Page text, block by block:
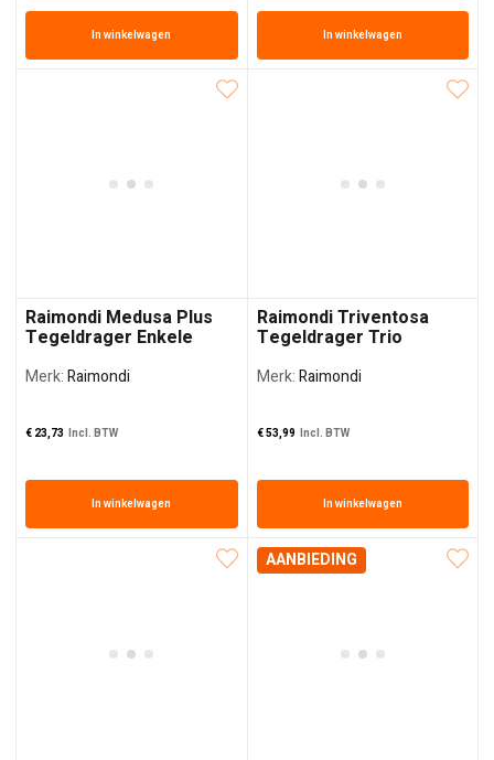
In winkelwagen In winkelwagen
Raimondi Medusa Plus
Tegeldrager Enkele
€ 23,73 Incl. BTW
In winkelwagen
Merk:Raimondi
Raimondi Triventosa
Tegeldrager Trio
€53,99 Incl. BTW
In winkelwagen
Merk:Raimondi
AANBIEDING